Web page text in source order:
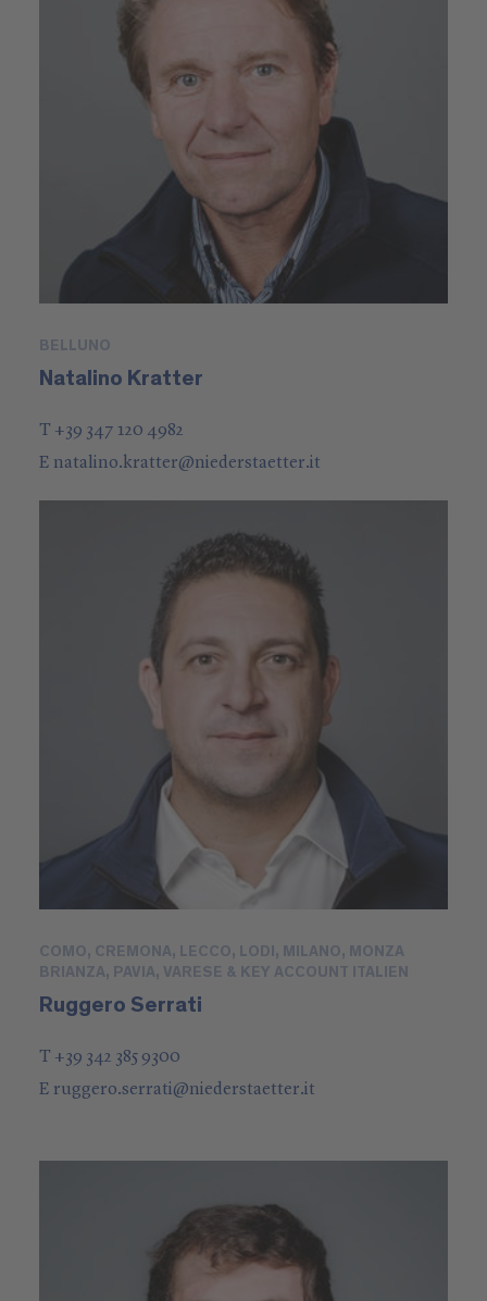
BELLUNO
Natalino Kratter
T +39 347 120 4982
E natalino.kratter@niederstaetter.it
COMO, CREMONA, LECCO, LODI, MILANO, MONZA
BRIANZA, PAVIA, VARESE & KEY ACCOUNT ITALIEN
Ruggero Serrati
T +39 342 385 9300
E ruggero.serrati@niederstaetter.it